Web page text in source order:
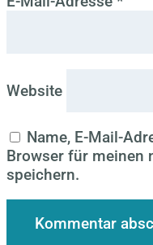
Website
Name, E-Mail-
Browser für meinen
speichern.